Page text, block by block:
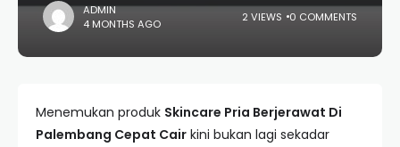
ADMIN
4 MONTHS AGO
2 VIEWS 0 COMMENTS
Menemukan produk Skincare Pria Berjerawat Di
Palembang Cepat Cair kini bukan lagi sekadar